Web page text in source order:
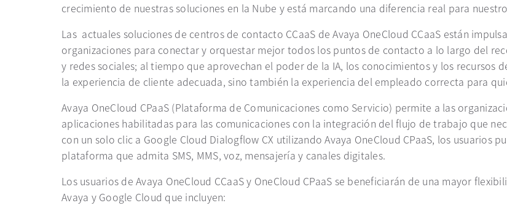
crecimiento de nuestras soluciones en la Nube y está marcando una diferencia real para
Las actuales soluciones de centros de contacto CCaaS de Avaya OneCloud CCaaS están
organizaciones para conectar y orquestar mejor todos los puntos de contacto a lo largo del
y redes sociales; al tiempo que aprovechan el poder de la IA, los conocimientos y los
la experiencia de cliente adecuada, sino también la experiencia del empleado correcta para
Avaya OneCloud CPaaS (Plataforma de Comunicaciones como Servicio) permite a las
aplicaciones habilitadas para las comunicaciones con la integración del flujo de trabajo que
con un solo clic a Google Cloud Dialogflow CX utilizando Avaya OneCloud CPaaS, los usuarios
plataforma que admita SMS, MMS, voz, mensajería y canales digitales.
Los usuarios de Avaya OneCloud CCaaS y OneCloud CPaaS se beneficiarán de una mayor
Avaya y Google Cloud que incluyen: